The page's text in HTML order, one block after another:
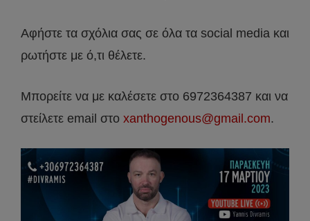
Αφήστε τα σχόλια σας σε όλα τα social media και
ρωτήστε με ό,τι θέλετε.
Μπορείτε να με καλέσετε στο 6972364387 και να
στείλετε email στο xanthogenous@gmail.com.